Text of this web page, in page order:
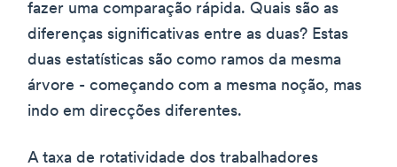
fazer uma comparação rápida. Quais são as
diferenças significativas entre as duas? Estas
duas estatísticas são como ramos da mesma
árvore - começando com a mesma noção, mas
indo em direcções diferentes.
A taxa de rotatividade dos trabalhadores